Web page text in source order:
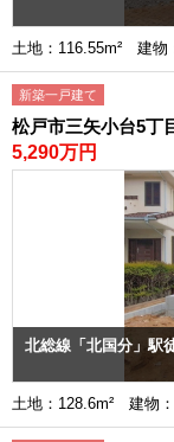
土地：116.55m² 建
新築一戸建て
松戸市三矢小台5
5,290万円
北総線「北国分」駅
土地：128.6m² 建物